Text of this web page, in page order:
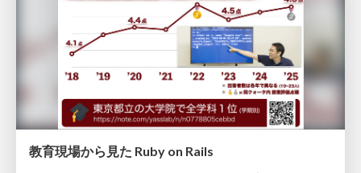
教育現場から見た Ruby on Rails